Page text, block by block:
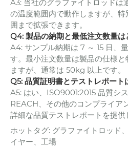
A3: 当社のグラファイトロッドは
の温度範囲内で動作しますが、
囲まで拡張できます。
Q4: 製品の納期と最低注文数量
A4: サンプル納期は 7 ～ 15 日、
す。最小注文数量は製品の仕様
ますが、通常は 50kg 以上です。
Q5: 品質証明書とテストレポート
A5: はい、ISO9001:2015 品質シ
REACH、その他のコンプライア
詳細な品質テストレポートを提供
ホットタグ: グラファイトロッド
イヤー、工場